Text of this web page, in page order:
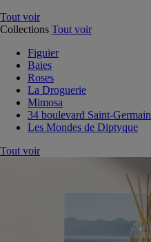
Tout voir
Collections Tout voir
Figuier
Baies
Roses
La Droguerie
Mimosa
34 boulevard Saint-Germain
Les Mondes de Diptyque
Tout voir